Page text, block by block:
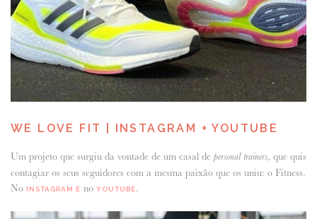
WE LOVE FIT | INSTAGRAM + YOUTUBE
Um projeto que surgiu da vontade de um casal de personal trainers, que quis
contagiar os seus seguidores com a mesma paixão que os uniu: o Fitness.
No INSTAGRAM E no YOUTUBE.